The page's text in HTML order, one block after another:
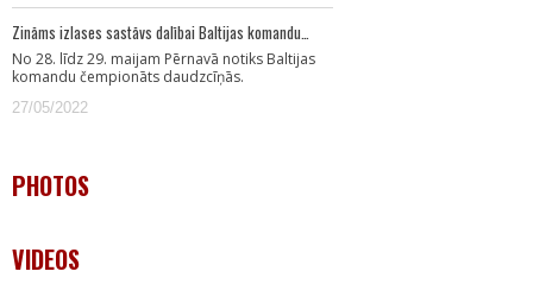
Zināms izlases sastāvs dalībai Baltijas komandu…
No 28. līdz 29. maijam Pērnavā notiks Baltijas
komandu čempionāts daudzcīņās.
27/05/2022
PHOTOS
VIDEOS